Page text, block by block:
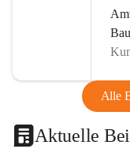
Alle
Aktuelle